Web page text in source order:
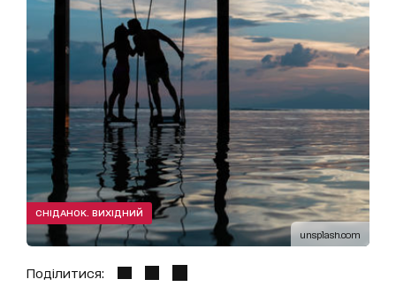
unsplash.com
СНІДАНОК. ВИХІДНИЙ
Поділитися: